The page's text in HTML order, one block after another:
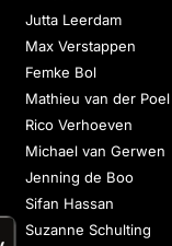
Jutta Leerdam
Max Verstappen
Femke Bol
Mathieu van der Poel
Rico Verhoeven
Michael van Gerwen
Jenning de Boo
Sifan Hassan
Suzanne Schulting